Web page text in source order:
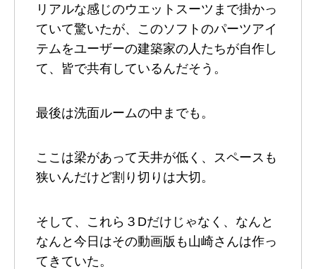
リアルな感じのウエットスーツまで掛かっ
ていて驚いたが、このソフトのパーツアイ
テムをユーザーの建築家の人たちが自作し
て、皆で共有しているんだそう。
最後は洗面ルームの中までも。
ここは梁があって天井が低く、スペースも
狭いんだけど割り切りは大切。
そして、これら３Dだけじゃなく、なんと
なんと今日はその動画版も山崎さんは作っ
てきていた。